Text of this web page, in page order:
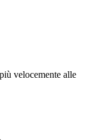
velocemente alle